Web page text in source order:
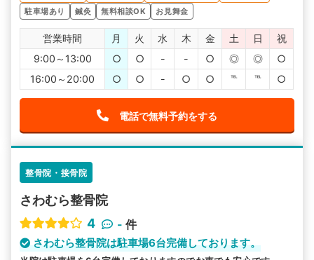
駐車場あり
鍼灸 無料相談OK お見舞金
営業時間 月 火 水 木 金 土 日
祝
9:00～13:00
○ ○ - - ○ ◎ ◎
○
16:00～20:00
○ ○ - ○ ○ ℡ ℡ ○
電話で無料予約をする
整骨院・接骨院
さわむら整骨院
4
- 件
さわむら整骨院は駐車場6台完備しております。